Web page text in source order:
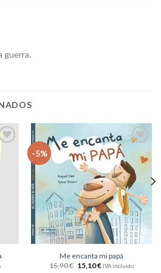
guerra.
-5%
a la
lista
de
deseos
Me encanta mi papá
15,90€ 15,10€ IVA incluido